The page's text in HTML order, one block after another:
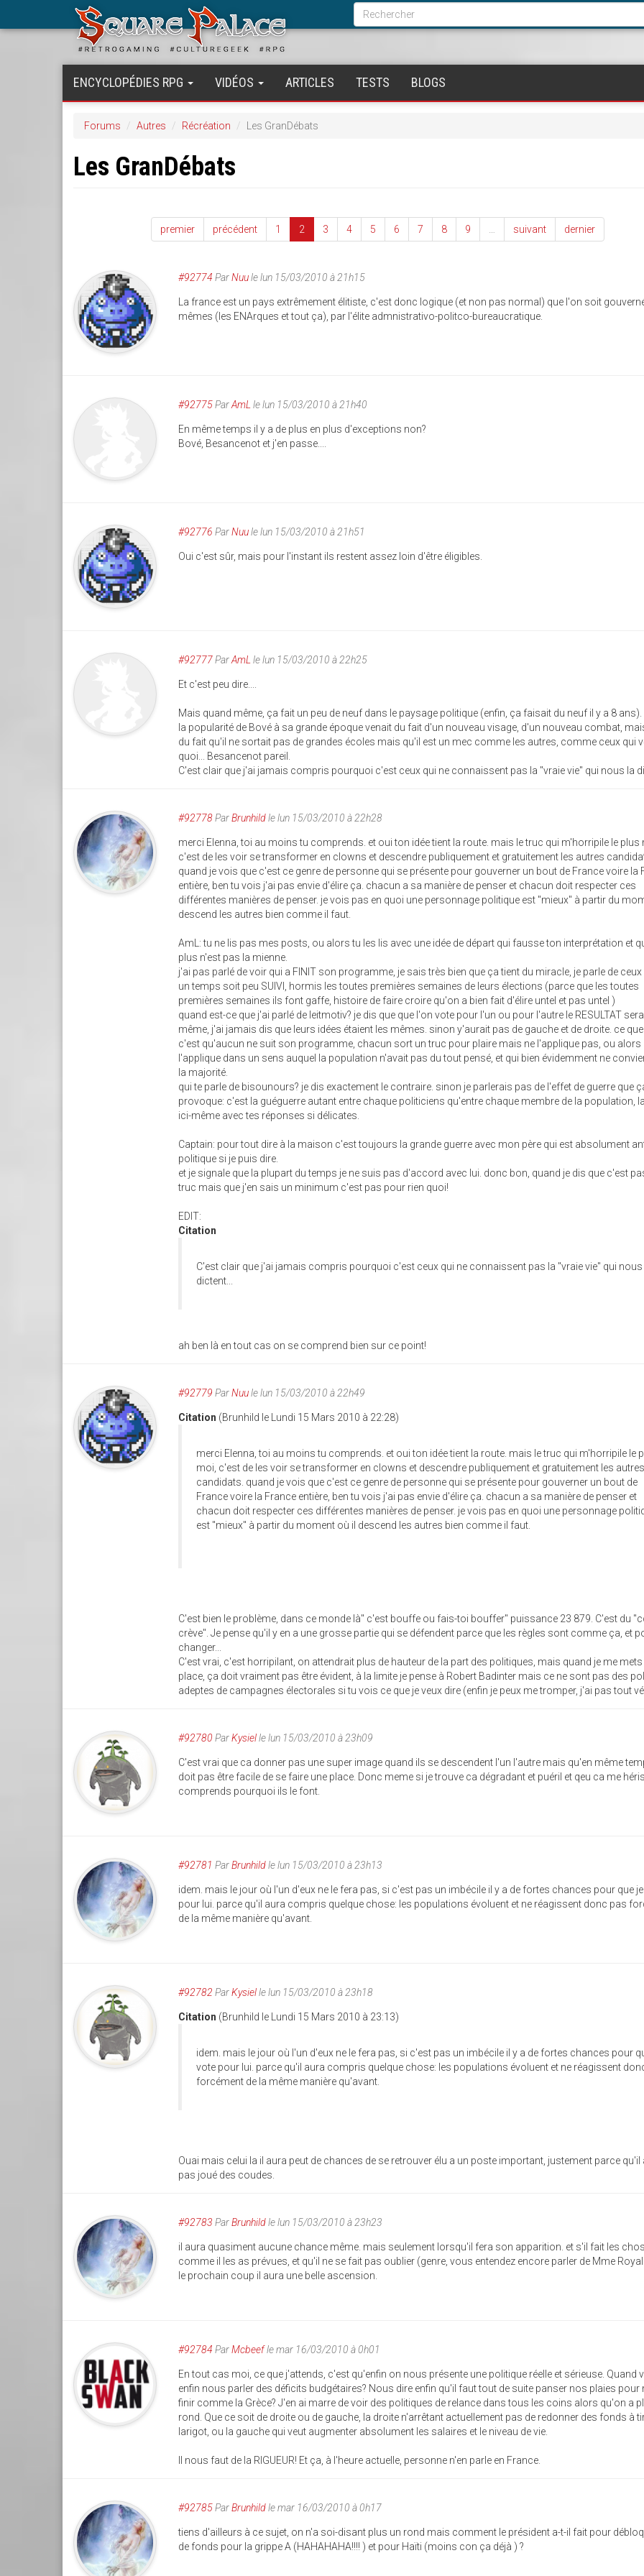
Formulaire
de
recherche
Rechercher
ENCYCLOPÉDIES RPG VIDÉOS ARTICLES TESTS BLOGS
Forums Autres Récréation Les GranDébats
Les GranDébats
premier précédent 1 2 3 4 5 6 7 8 9 suivant dernier
#92774 ParNuule lun 15/03/2010 à 21h15
La france est un pays extrêmement élitiste, c'est donc logique (et non pas normal) que l'on soit
mêmes (les ENArques et tout ça), par l'élite admnistrativo-politco-bureaucratique.
#92775ParAmLle lun 15/03/2010 à 21h40
En même temps il y a de plus en plus d'exceptions non?
Bové, Besancenot et j'en passe....
#92776 ParNuule lun 15/03/2010 à 21h51
Oui c'est sûr, mais pour l'instant ils restent assez loin d'être éligibles.
#92777ParAmL le lun 15/03/2010 à 22h25
Et c'est peu dire....
Mais quand même, ça fait un peu de neuf dans le paysage politique (enfin, ça faisait du neuf il y a 8 ans).
la popularité de Bové à sa grande époque venait du fait d'un nouveau visage, d'un nouveau combat,
du fait qu'il ne sortait pas de grandes écoles mais qu'il est un mec comme les autres, comme ceux qui
quoi... Besancenot pareil.
C'est clair que j'ai jamais compris pourquoi c'est ceux qui ne connaissent pas la "vraie vie" qui nous la
#92778ParBrunhildle lun 15/03/2010 à 22h28
merci Elenna, toi au moins tu comprends. et oui ton idée tient la route. mais le truc qui m'horripile le plus
c'est de les voir se transformer en clowns et descendre publiquement et gratuitement les autres
quand je vois que c'est ce genre de personne qui se présente pour gouverner un bout de France voire la
entière, ben tu vois j'ai pas envie d'élire ça. chacun a sa manière de penser et chacun doit respecter ces
différentes manières de penser. je vois pas en quoi une personnage politique est "mieux" à partir du
descend les autres bien comme il faut.
AmL: tu ne lis pas mes posts, ou alors tu les lis avec une idée de départ qui fausse ton interprétation et
plus n'est pas la mienne.
j'ai pas parlé de voir qui a FINIT son programme, je sais très bien que ça tient du miracle, je parle de
un temps soit peu SUIVI, hormis les toutes premières semaines de leurs élections (parce que les toutes
premières semaines ils font gaffe, histoire de faire croire qu'on a bien fait d'élire untel et pas untel )
quand est-ce que j'ai parlé de leitmotiv? je dis que que l'on vote pour l'un ou pour l'autre le RESULTAT
même, j'ai jamais dis que leurs idées étaient les mêmes. sinon y'aurait pas de gauche et de droite. ce que
c'est qu'aucun ne suit son programme, chacun sort un truc pour plaire mais ne l'applique pas, ou alors
l'applique dans un sens auquel la population n'avait pas du tout pensé, et qui bien évidemment ne
la majorité.
qui te parle de bisounours? je dis exactement le contraire. sinon je parlerais pas de l'effet de guerre que
provoque: c'est la guéguerre autant entre chaque politiciens qu'entre chaque membre de la population,
ici-même avec tes réponses si délicates.
Captain: pour tout dire à la maison c'est toujours la grande guerre avec mon père qui est absolument
politique si je puis dire.
et je signale que la plupart du temps je ne suis pas d'accord avec lui. donc bon, quand je dis que c'est
truc mais que j'en sais un minimum c'est pas pour rien quoi!
EDIT:
Citation
C'est clair que j'ai jamais compris pourquoi c'est ceux qui ne connaissent pas la "vraie vie" qui nous
dictent...
ah ben là en tout cas on se comprend bien sur ce point!
#92779 ParNuule lun 15/03/2010 à 22h49
Citation (Brunhild le Lundi 15 Mars 2010 à 22:28)
merci Elenna, toi au moins tu comprends. et oui ton idée tient la route. mais le truc qui m'horripile le
moi, c'est de les voir se transformer en clowns et descendre publiquement et gratuitement les autres
candidats. quand je vois que c'est ce genre de personne qui se présente pour gouverner un bout de
France voire la France entière, ben tu vois j'ai pas envie d'élire ça. chacun a sa manière de penser et
chacun doit respecter ces différentes manières de penser. je vois pas en quoi une personnage
est "mieux" à partir du moment où il descend les autres bien comme il faut.
C'est bien le problème, dans ce monde là" c'est bouffe ou fais-toi bouffer" puissance 23 879. C'est du
crève". Je pense qu'il y en a une grosse partie qui se défendent parce que les règles sont comme ça, et
changer...
C'est vrai, c'est horripilant, on attendrait plus de hauteur de la part des politiques, mais quand je me mets
place, ça doit vraiment pas être évident, à la limite je pense à Robert Badinter mais ce ne sont pas des
adeptes de campagnes électorales si tu vois ce que je veux dire (enfin je peux me tromper, j'ai pas tout
#92780 ParKysielle lun 15/03/2010 à 23h09
C'est vrai que ca donner pas une super image quand ils se descendent l'un l'autre mais qu'en même
doit pas être facile de se faire une place. Donc meme si je trouve ca dégradant et puéril et qeu ca me
comprends pourquoi ils le font.
#92781 ParBrunhildle lun 15/03/2010 à 23h13
idem. mais le jour où l'un d'eux ne le fera pas, si c'est pas un imbécile il y a de fortes chances pour que
pour lui. parce qu'il aura compris quelque chose: les populations évoluent et ne réagissent donc pas
de la même manière qu'avant.
#92782 ParKysielle lun 15/03/2010 à 23h18
Citation (Brunhild le Lundi 15 Mars 2010 à 23:13)
idem. mais le jour où l'un d'eux ne le fera pas, si c'est pas un imbécile il y a de fortes chances pour
vote pour lui. parce qu'il aura compris quelque chose: les populations évoluent et ne réagissent
forcément de la même manière qu'avant.
Ouai mais celui la il aura peut de chances de se retrouver élu a un poste important, justement parce qu'il
pas joué des coudes.
#92783 ParBrunhildle lun 15/03/2010 à 23h23
il aura quasiment aucune chance même. mais seulement lorsqu'il fera son apparition. et s'il fait les
comme il les as prévues, et qu'il ne se fait pas oublier (genre, vous entendez encore parler de Mme Royal
le prochain coup il aura une belle ascension.
#92784 ParMcbeefle mar 16/03/2010 à 0h01
En tout cas moi, ce que j'attends, c'est qu'enfin on nous présente une politique réelle et sérieuse. Quand
enfin nous parler des déficits budgétaires? Nous dire enfin qu'il faut tout de suite panser nos plaies pour
finir comme la Grèce? J'en ai marre de voir des politiques de relance dans tous les coins alors qu'on a
rond. Que ce soit de droite ou de gauche, la droite n'arrêtant actuellement pas de redonner des fonds à
larigot, ou la gauche qui veut augmenter absolument les salaires et le niveau de vie.
Il nous faut de la RIGUEUR! Et ça, à l'heure actuelle, personne n'en parle en France.
#92785ParBrunhildle mar 16/03/2010 à 0h17
tiens d'ailleurs à ce sujet, on n'a soi-disant plus un rond mais comment le président a-t-il fait pour
de fonds pour la grippe A (HAHAHAHA!!!! ) et pour Haïti (moins con ça déjà ) ?